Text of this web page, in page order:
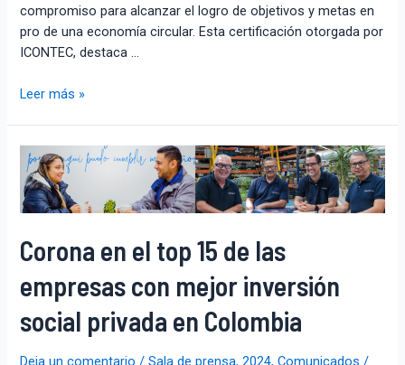
compromiso para alcanzar el logro de objetivos y metas en
pro de una economía circular. Esta certificación otorgada por
ICONTEC, destaca …
Leer más »
Corona en el top 15 de las
empresas con mejor inversión
social privada en Colombia
Deja un comentario /Sala de prensa,2024,Comunicados /